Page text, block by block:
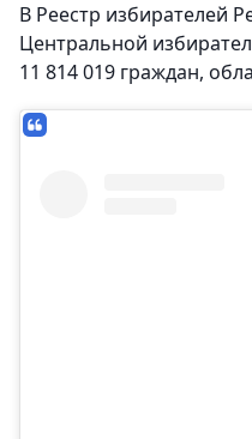
В Реестр избирателей
Центральной
11 814 019 граждан,